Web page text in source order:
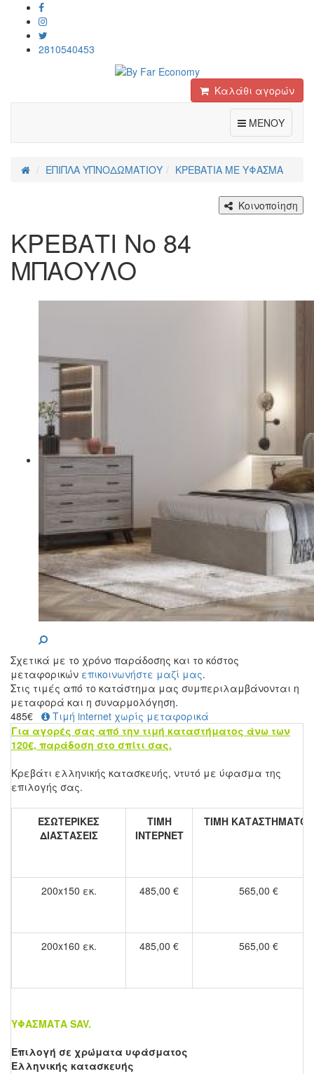
2810540453
Καλάθι αγορών
ΜΕΝΟΥ
ΕΠΙΠΛΑ ΥΠΝΟΔΩΜΑΤΙΟΥ ΚΡΕΒΑΤΙΑ ΜΕ ΥΦΑΣΜΑ
Κοινοποίηση
ΚΡΕΒΑΤΙ No 84
ΜΠΑΟΥΛΟ
Σχετικά με το χρόνο παράδοσης και το κόστος
μεταφορικών επικοινωνήστε μαζί μας.
Στις τιμές από το κατάστημα μας συμπεριλαμβάνονται η
μεταφορά και η συναρμολόγηση.
485€
Τιμή internet χωρίς μεταφορικά
Για αγορές σας από την τιμή καταστήματος άνω των
120€, παράδοση στο σπίτι σας.
Κρεβάτι ελληνικής κατασκευής, ντυτό με ύφασμα της
επιλογής σας.
ΕΣΩΤΕΡΙΚΕΣ
ΔΙΑΣΤΑΣΕΙΣ
ΤΙΜΗ
ΙΝΤΕΡΝΕΤ
ΤΙΜΗ ΚΑΤΑΣΤΗΜΑΤΟΣ
200x150 εκ. 485,00 € 565,00 €
200x160 εκ. 485,00 € 565,00 €
ΥΦΑΣΜΑΤΑ SAV.
Επιλογή σε χρώματα υφάσματος
Ελληνικής κατασκευής